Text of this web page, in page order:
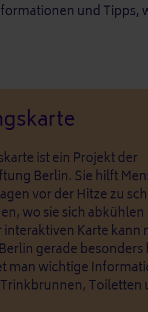
und Tipps,
ist ein Projekt der
Berlin. Sie hilft
vor der Hitze zu
wo sie sich abkühlen
Karte kann
gerade besonders
man wichtige
Toiletten